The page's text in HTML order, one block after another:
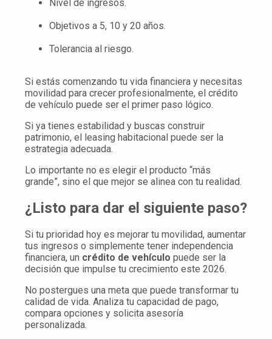
Nivel de ingresos.
Objetivos a 5, 10 y 20 años.
Tolerancia al riesgo.
Si estás comenzando tu vida financiera y necesitas
movilidad para crecer profesionalmente, el crédito
de vehículo puede ser el primer paso lógico.
Si ya tienes estabilidad y buscas construir
patrimonio, el leasing habitacional puede ser la
estrategia adecuada.
Lo importante no es elegir el producto “más
grande”, sino el que mejor se alinea con tu realidad.
¿Listo para dar el siguiente paso?
Si tu prioridad hoy es mejorar tu movilidad, aumentar
tus ingresos o simplemente tener independencia
financiera, un crédito de vehículo puede ser la
decisión que impulse tu crecimiento este 2026.
No postergues una meta que puede transformar tu
calidad de vida. Analiza tu capacidad de pago,
compara opciones y solicita asesoría
personalizada.